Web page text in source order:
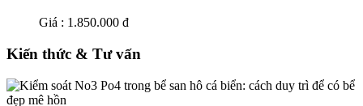
Giá : 1.850.000 đ
Kiến thức & Tư vấn